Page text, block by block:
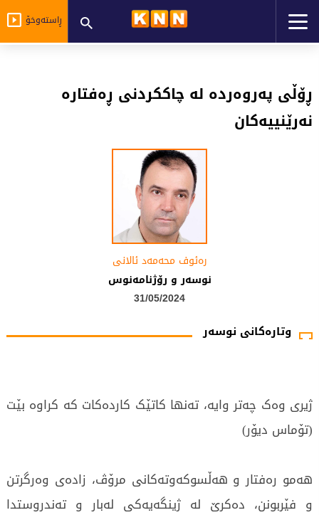
ڕاستەوخۆ
ڕۆڵی پەروەردە لە چاککردنی ڕەفتارە
نەرێنییەکان
رەئوف محەمەد ئالانی
نوسەر و رۆژنامەنوس
31/05/2024
وتارەکانی نوسەر
ژیری وەک چەتر وایە، تەنها کاتێک کاردەکات کە کراوە بێت
(تۆماس دیۆر)
هەمو رەفتار و هەڵسوکەوتەکانی مرۆڤ، زادەی وەرگرتن
و فێربونن، دەکرێ لە ژینگەیەکی لەبار و تەندروستدا